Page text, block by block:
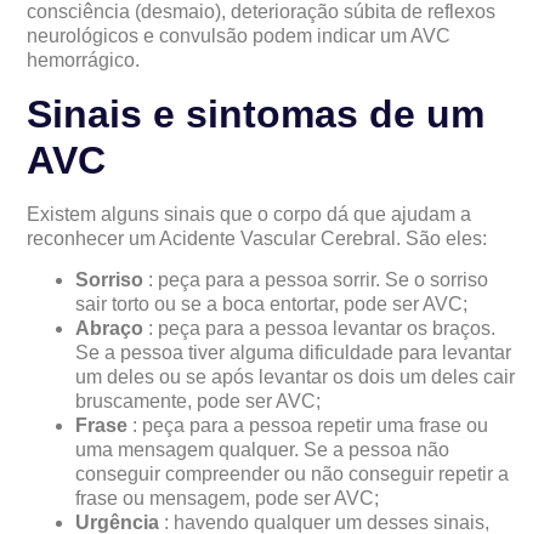
consciência (desmaio), deterioração súbita de reflexos
neurológicos e convulsão podem indicar um AVC
hemorrágico.
Sinais e sintomas de um
AVC
Existem alguns sinais que o corpo dá que ajudam a
reconhecer um Acidente Vascular Cerebral. São eles:
Sorriso : peça para a pessoa sorrir. Se o sorriso
sair torto ou se a boca entortar, pode ser AVC;
Abraço : peça para a pessoa levantar os braços.
Se a pessoa tiver alguma dificuldade para levantar
um deles ou se após levantar os dois um deles cair
bruscamente, pode ser AVC;
Frase : peça para a pessoa repetir uma frase ou
uma mensagem qualquer. Se a pessoa não
conseguir compreender ou não conseguir repetir a
frase ou mensagem, pode ser AVC;
Urgência : havendo qualquer um desses sinais,